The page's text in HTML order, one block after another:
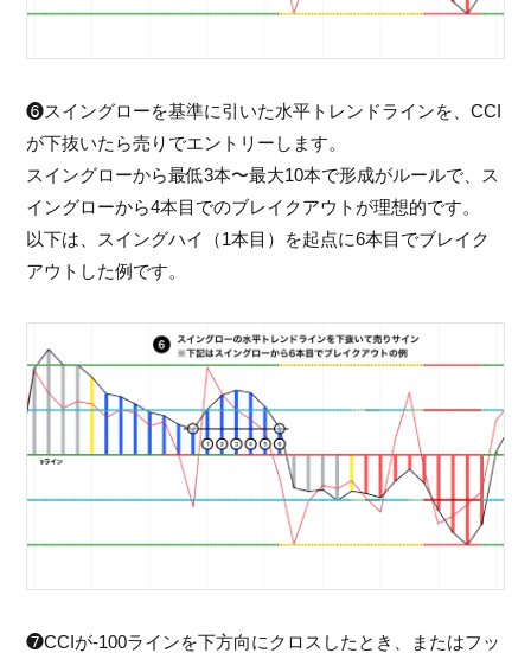
❻スイングローを基準に引いた水平トレンドラインを、CCI
が下抜いたら売りでエントリーします。
スイングローから最低3本〜最大10本で形成がルールで、ス
イングローから4本目でのブレイクアウトが理想的です。
以下は、スイングハイ（1本目）を起点に6本目でブレイク
アウトした例です。
❼CCIが-100ラインを下方向にクロスしたとき、またはフッ